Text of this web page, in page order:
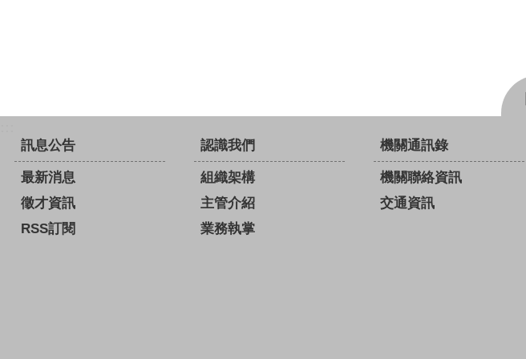
訊息公告
最新消息
徵才資訊
RSS訂閱
認識我們
組織架構
主管介紹
業務執掌
機關通訊錄
機關聯絡資訊
交通資訊